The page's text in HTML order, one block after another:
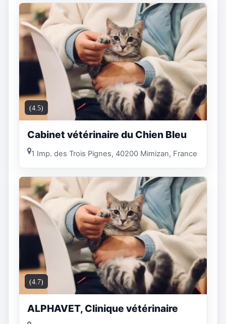
(4.5)
Cabinet vétérinaire du Chien Bleu
1 Imp. des Trois Pignes, 40200 Mimizan, France
(4.7)
ALPHAVET, Clinique vétérinaire